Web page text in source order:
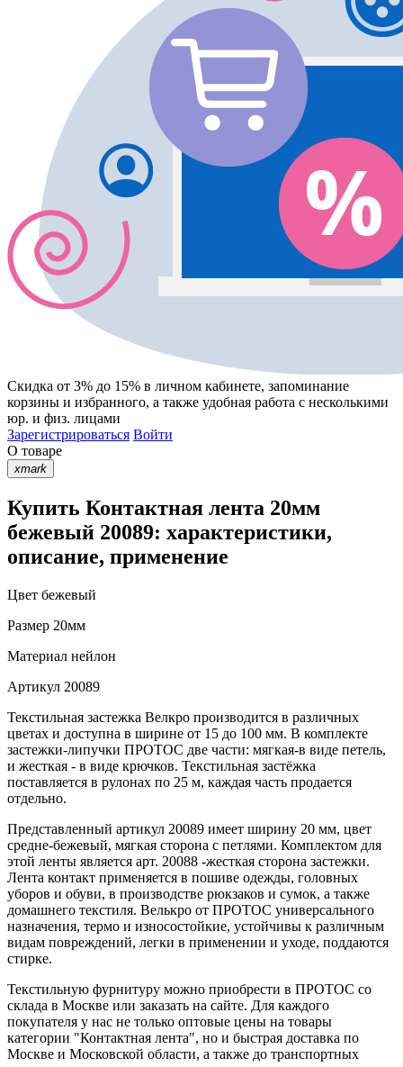
Скидка от 3% до 15% в личном кабинете, запоминание
корзины и избранного, а также удобная работа с несколькими
юр. и физ. лицами
Зарегистрироваться Войти
О товаре
xmark
Купить Контактная лента 20мм
бежевый 20089: характеристики,
описание, применение
Цвет бежевый
Размер 20мм
Материал нейлон
Артикул 20089
Текстильная застежка Велкро производится в различных
цветах и доступна в ширине от 15 до 100 мм. В комплекте
застежки-липучки ПРОТОС две части: мягкая-в виде петель,
и жесткая - в виде крючков. Текстильная застёжка
поставляется в рулонах по 25 м, каждая часть продается
отдельно.
Представленный артикул 20089 имеет ширину 20 мм, цвет
средне-бежевый, мягкая сторона с петлями. Комплектом для
этой ленты является арт. 20088 -жесткая сторона застежки.
Лента контакт применяется в пошиве одежды, головных
уборов и обуви, в производстве рюкзаков и сумок, а также
домашнего текстиля. Велькро от ПРОТОС универсального
назначения, термо и износостойкие, устойчивы к различным
видам повреждений, легки в применении и уходе, поддаются
стирке.
Текстильную фурнитуру можно приобрести в ПРОТОС со
склада в Москве или заказать на сайте. Для каждого
покупателя у нас не только оптовые цены на товары
категории "Контактная лента", но и быстрая доставка по
Москве и Московской области, а также до транспортных